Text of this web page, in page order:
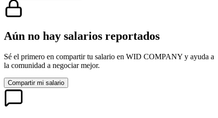
Aún no hay salarios reportados
Sé el primero en compartir tu salario en WID COMPANY y ayuda a
la comunidad a negociar mejor.
Compartir mi salario